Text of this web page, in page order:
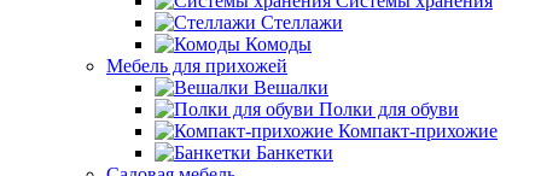
Стеллажи
Комоды
Мебель для прихожей
Вешалки
Полки для обуви
Компакт-прихожие
Банкетки